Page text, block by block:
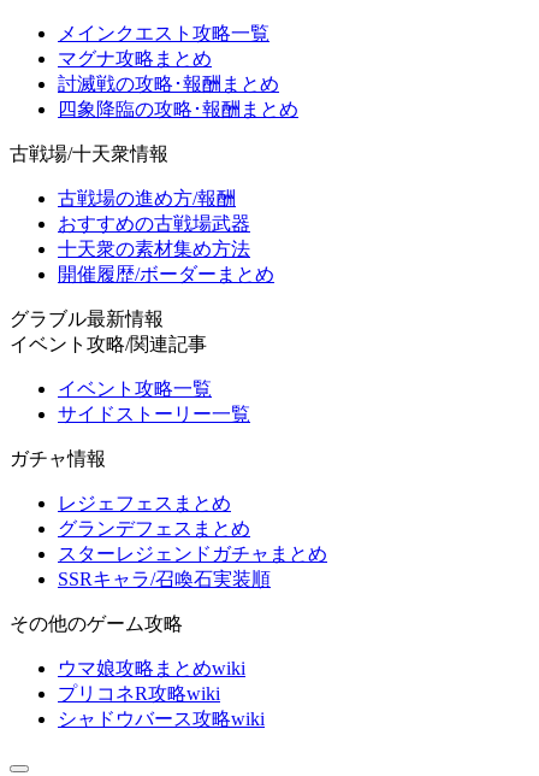
メインクエスト攻略一覧
マグナ攻略まとめ
討滅戦の攻略･報酬まとめ
四象降臨の攻略･報酬まとめ
古戦場/十天衆情報
古戦場の進め方/報酬
おすすめの古戦場武器
十天衆の素材集め方法
開催履歴/ボーダーまとめ
グラブル最新情報
イベント攻略/関連記事
イベント攻略一覧
サイドストーリー一覧
ガチャ情報
レジェフェスまとめ
グランデフェスまとめ
スターレジェンドガチャまとめ
SSRキャラ/召喚石実装順
その他のゲーム攻略
ウマ娘攻略まとめwiki
プリコネR攻略wiki
シャドウバース攻略wiki